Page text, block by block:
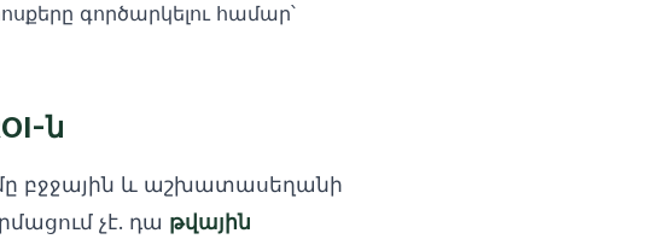
գործարկելու համար՝
ն
բջջային և աշխատասեղանի
չէ. դա թվային